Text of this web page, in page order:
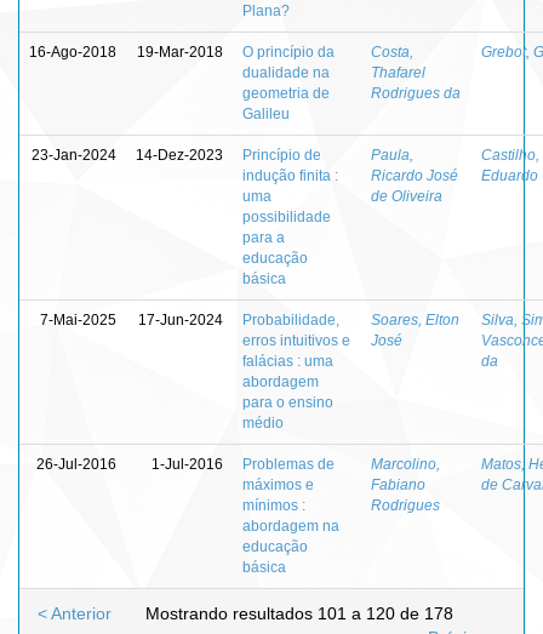
Plana?
16-Ago-2018 19-Mar-2018
O princípio da
dualidade na
geometria de
Galileu
Costa,
Thafarel
Rodrigues da
Grebot,
23-Jan-2024 14-Dez-2023
Princípio de
indução finita :
uma
possibilidade
para a
educação
básica
Paula,
Ricardo José
de Oliveira
Castilho,
Eduardo
7-Mai-2025 17-Jun-2024
Probabilidade,
erros intuitivos e
falácias : uma
abordagem
para o ensino
médio
Soares, Elton
José
Silva,
da
26-Jul-2016 1-Jul-2016
Problemas de
máximos e
mínimos :
abordagem na
educação
básica
Marcolino,
Fabiano
Rodrigues
Matos,
de
Mostrando resultados 101 a 120 de 178
< Anterior